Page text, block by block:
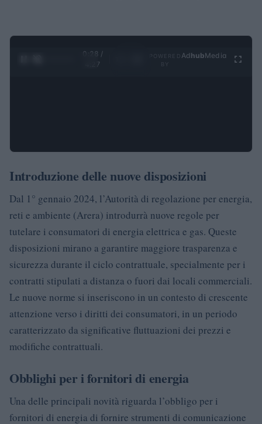
0:29 /
4:27
Ad hubMedia
Introduzione delle nuove disposizioni
Dal 1° gennaio 2024, l’Autorità di regolazione per energia,
reti e ambiente (Arera) introdurrà nuove regole per
tutelare i consumatori di energia elettrica e gas. Queste
disposizioni mirano a garantire maggiore trasparenza e
sicurezza durante il ciclo contrattuale, specialmente per i
contratti stipulati a distanza o fuori dai locali commerciali.
Le nuove norme si inseriscono in un contesto di crescente
attenzione verso i diritti dei consumatori, in un periodo
caratterizzato da significative fluttuazioni dei prezzi e
modifiche contrattuali.
Obblighi per i fornitori di energia
Una delle principali novità riguarda l’obbligo per i
fornitori di energia di fornire strumenti di comunicazione